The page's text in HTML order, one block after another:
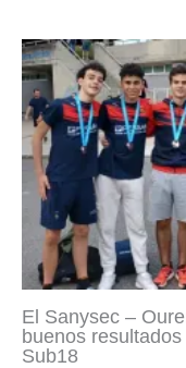
El Sanysec –
buenos
Sub18